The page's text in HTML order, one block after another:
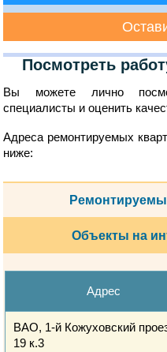
Посмотреть
Вы можете лично
специалисты и оценить
Адреса ремонтируемых
ниже:
Объекты на
Адрес
ВАО, 1-й Кожуховский
19 к.3